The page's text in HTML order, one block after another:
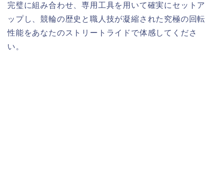
完璧に組み合わせ、専用工具を用いて確実にセットア
ップし、競輪の歴史と職人技が凝縮された究極の回転
性能をあなたのストリートライドで体感してくださ
い。